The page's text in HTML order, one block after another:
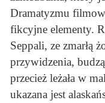
Dramatyzmu
fikcyjne elementy.
Seppali, ze zmarłą
przywidzenia,
przecież leżała w
ukazana jest